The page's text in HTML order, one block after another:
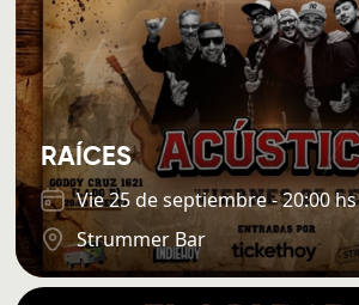
RAÍCES
Vie 25 de septiembre - 20:00 hs
Strummer Bar